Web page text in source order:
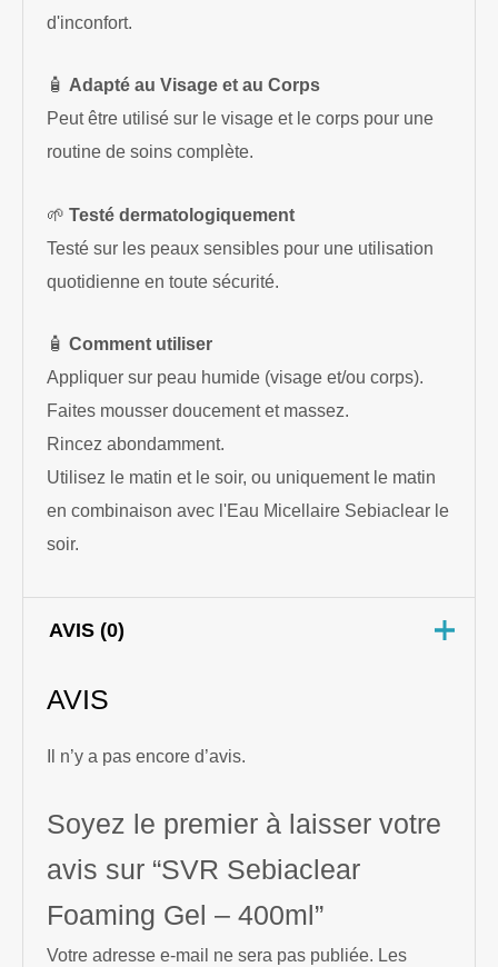
d'inconfort.
🧴 Adapté au Visage et au Corps
Peut être utilisé sur le visage et le corps pour une
routine de soins complète.
🌱Testé dermatologiquement
Testé sur les peaux sensibles pour une utilisation
quotidienne en toute sécurité.
🧴Comment utiliser
Appliquer sur peau humide (visage et/ou corps).
Faites mousser doucement et massez.
Rincez abondamment.
Utilisez le matin et le soir, ou uniquement le matin
en combinaison avec l'Eau Micellaire Sebiaclear le
soir.
AVIS (0)
AVIS
Il n’y a pas encore d’avis.
Soyez le premier à laisser votre
avis sur “SVR Sebiaclear
Foaming Gel – 400ml”
Votre adresse e-mail ne sera pas publiée. Les